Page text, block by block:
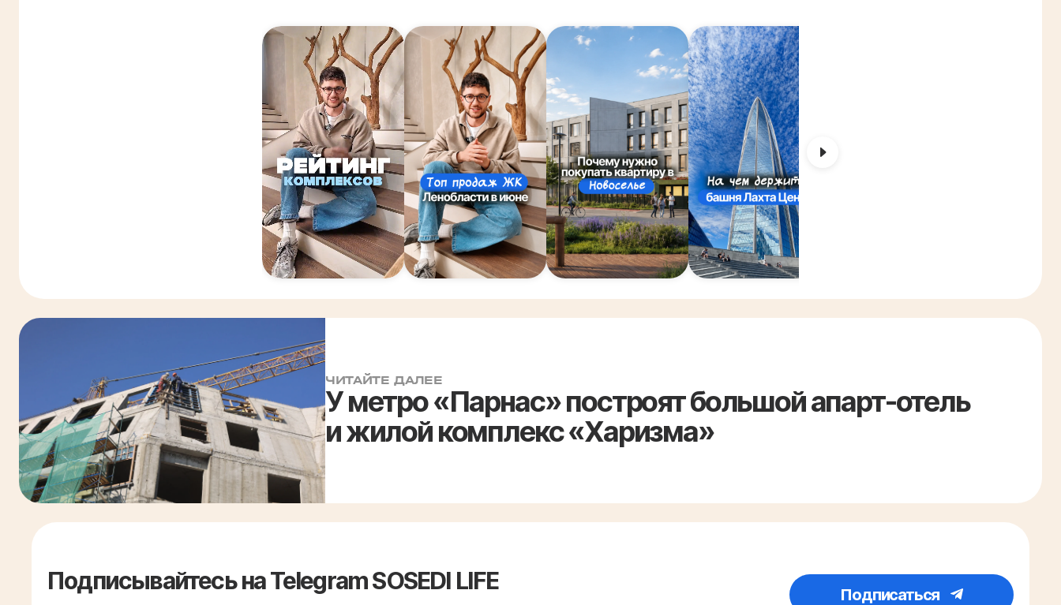
ЧИТАЙТЕ ДАЛЕЕ
У метро «Парнас» построят большой апарт-отель
и жилой комплекс «Харизма»
Подписывайтесь на Telegram SOSEDI LIFE Подписаться